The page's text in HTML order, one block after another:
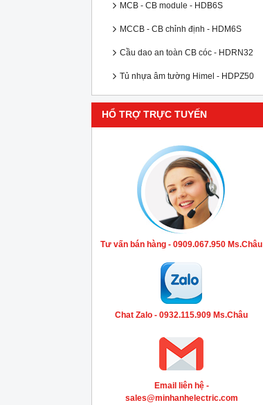
MCB - CB module - HDB6S
MCCB - CB chỉnh định - HDM6S
Cầu dao an toàn CB cóc - HDRN32
Tủ nhựa âm tường Himel - HDPZ50
HỔ TRỢ TRỰC TUYẾN
Tư vấn bán hàng - 0909.067.950 Ms.Châu
Chat Zalo - 0932.115.909 Ms.Châu
Email liên hệ -
sales@minhanhelectric.com